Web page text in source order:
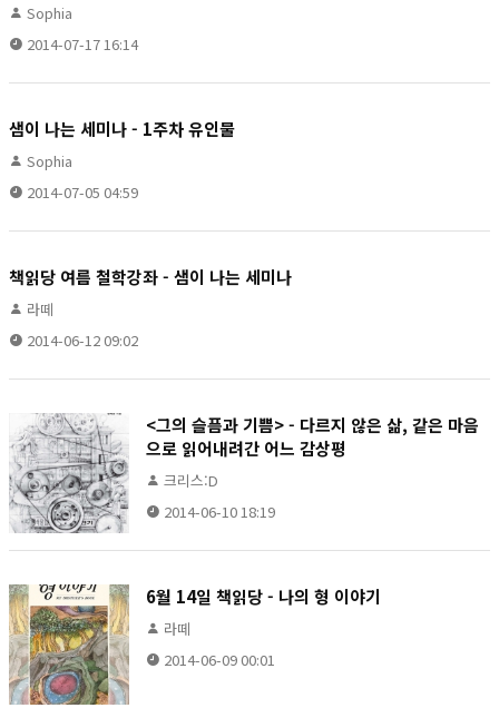
Sophia
2014-07-17 16:14
샘이 나는 세미나 - 1주차 유인물
Sophia
2014-07-05 04:59
책읽당 여름 철학강좌 - 샘이 나는 세미나
라떼
2014-06-12 09:02
<그의 슬픔과 기쁨> - 다르지 않은 삶, 같은 마음
으로 읽어내려간 어느 감상평
크리스:D
2014-06-10 18:19
6월 14일 책읽당 - 나의 형 이야기
라떼
2014-06-09 00:01